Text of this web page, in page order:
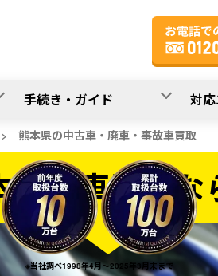
手続き・ガイド 対
熊本県の中古車・廃車・事故車買取
※当社調べ1998年4月～2025年3月末まで
県の車買取な